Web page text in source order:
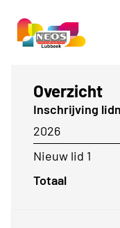
Overzicht
Inschrijving
2026
Nieuw lid 1
Totaal